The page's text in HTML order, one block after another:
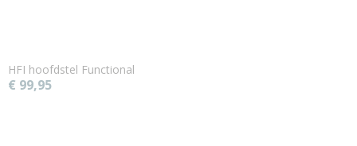
HFI hoofdstel Functional
€ 99,95